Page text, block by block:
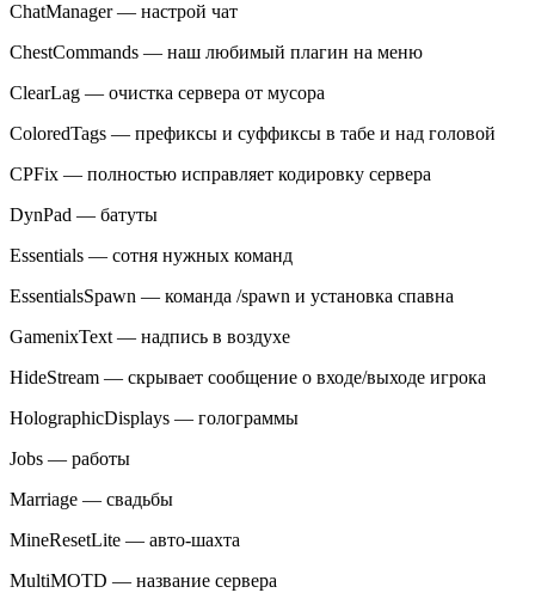
ChatManager — настрой чат
ChestCommands — наш любимый плагин на меню
ClearLag — очистка сервера от мусора
ColoredTags — префиксы и суффиксы в табе и над головой
CPFix — полностью исправляет кодировку сервера
DynPad — батуты
Essentials — сотня нужных команд
EssentialsSpawn — команда /spawn и установка спавна
GamenixText — надпись в воздухе
HideStream — скрывает сообщение о входе/выходе игрока
HolographicDisplays — голограммы
Jobs — работы
Marriage — свадьбы
MineResetLite — авто-шахта
MultiMOTD — название сервера